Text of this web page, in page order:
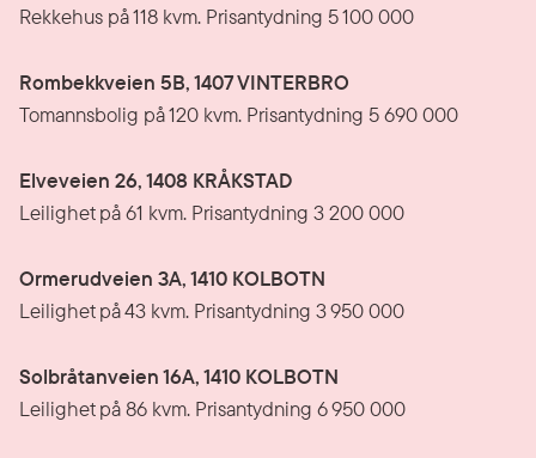
Rekkehus på 118 kvm. Prisantydning 5 100 000
Rombekkveien 5B, 1407 VINTERBRO
Tomannsbolig på 120 kvm. Prisantydning 5 690 000
Elveveien 26, 1408 KRÅKSTAD
Leilighet på 61 kvm. Prisantydning 3 200 000
Ormerudveien 3A, 1410 KOLBOTN
Leilighet på 43 kvm. Prisantydning 3 950 000
Solbråtanveien 16A, 1410 KOLBOTN
Leilighet på 86 kvm. Prisantydning 6 950 000